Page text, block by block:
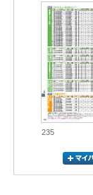
235